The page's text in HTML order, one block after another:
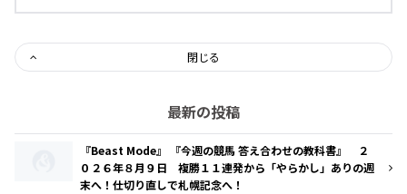
閉じる
最新の投稿
『Beast Mode』 『今週の競馬 答え合わせの教科書』 ２
０２６年８月９日 複勝１１連発から「やらかし」ありの週
末へ！仕切り直しで札幌記念へ！